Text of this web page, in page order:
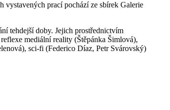
vystavených prací pochází ze sbírek Galerie
tehdejší doby. Jejich prostřednictvím
mediální reality (Štěpánka Šimlová),
sci-fi (Federico Díaz, Petr Svárovský)